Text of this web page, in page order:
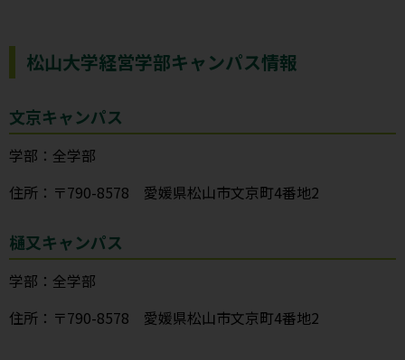
松山大学経営学部キャンパス情報
文京キャンパス
学部：全学部
住所：〒790-8578 愛媛県松山市文京町4番地2
樋又キャンパス
学部：全学部
住所：〒790-8578 愛媛県松山市文京町4番地2